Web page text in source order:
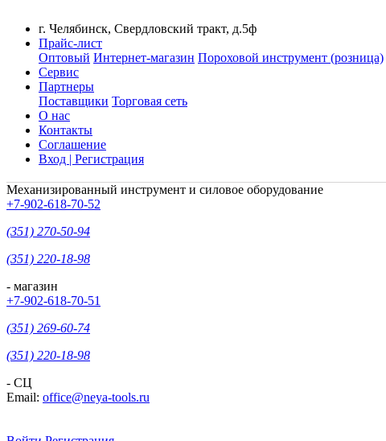
г. Челябинск, Свердловский тракт, д.5ф
Прайс-лист
Оптовый Интернет-магазин Пороховой инструмент (розница)
Сервис
Партнеры
Поставщики Торговая сеть
О нас
Контакты
Соглашение
Вход | Регистрация
Механизированный инструмент и силовое оборудование
+7-902-618-70-52
(351) 270-50-94
(351) 220-18-98
- магазин
+7-902-618-70-51
(351) 269-60-74
(351) 220-18-98
- СЦ
Email: office@neya-tools.ru